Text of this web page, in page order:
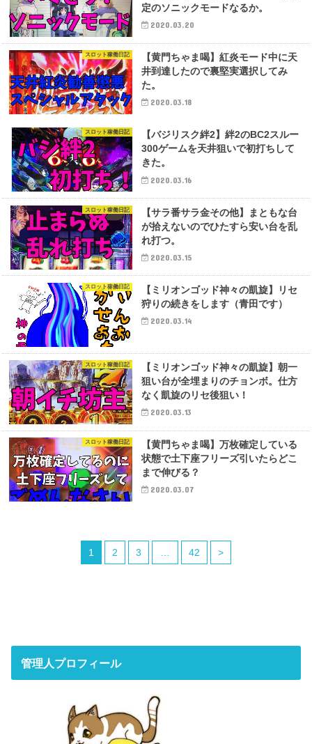
定のソニックモードなるか。
2020.03.20
スロット稼働日記
【黄門ちゃま喝】紅炎モード中に天
井到達したので裏堅実選択してみ
た。
2020.03.18
スロット稼働日記
【バジリスク絆2】絆2のBC2スルー
300ゲームを天井狙いで初打ちして
きた。
2020.03.16
スロット稼働日記
【サラ番サラ金その他】まともな台
が拾えないのでひたすら安い台を乱
れ打つ。
2020.03.15
スロット稼働日記
【ミリオンゴッド神々の凱旋】リセ
狩りの続きをします（青田です）
2020.03.14
スロット稼働日記
【ミリオンゴッド神々の凱旋】朝一
狙い台が全埋まりのチョンボ。仕方
なく凱旋のリセ後狙い！
2020.03.13
スロット稼働日記
【黄門ちゃま喝】万枚確定している
状態で土下座フリーズ引いたらどこ
まで伸びる？
2020.03.07
1 2 3 42 >
管理人プロフィール